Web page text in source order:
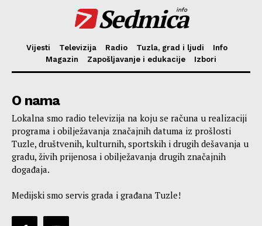
Sedmica
info
Vijesti Televizija Radio Tuzla, grad i ljudi
Info
Magazin
Zapošljavanje i edukacije Izbori
O nama
Lokalna smo radio televizija na koju se računa u realizaciji
programa i obilježavanja značajnih datuma iz prošlosti
Tuzle, društvenih, kulturnih, sportskih i drugih dešavanja u
gradu, živih prijenosa i obilježavanja drugih značajnih
događaja.
Medijski smo servis grada i građana Tuzle!